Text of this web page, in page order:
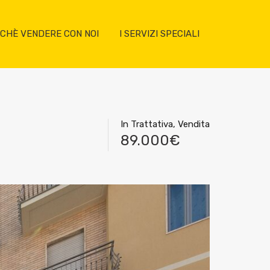
VENDERE CON NOI I SERVIZI SPECIALI
In Trattativa, Vendita
89.000€